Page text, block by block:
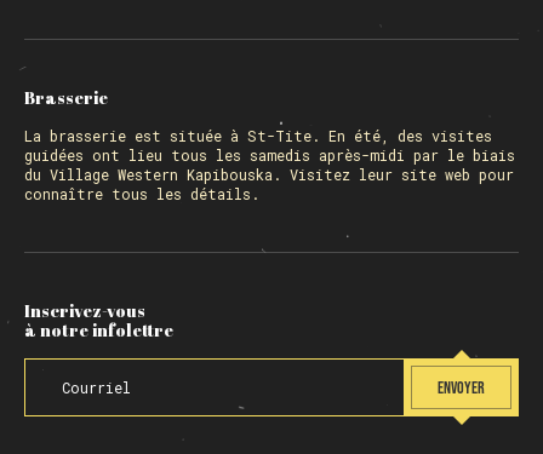
Brasserie
La brasserie est située à St-Tite. En été, des visites
guidées ont lieu tous les samedis après-midi par le biais
du Village Western Kapibouska. Visitez leur site web pour
connaître tous les détails.
Inscrivez-vous
à notre infolettre
ENVOYER